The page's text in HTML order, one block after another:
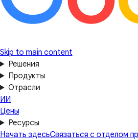
Skip to main content
Решения
Продукты
Отрасли
ИИ
Цены
Ресурсы
Начать здесьСвязаться с отделом